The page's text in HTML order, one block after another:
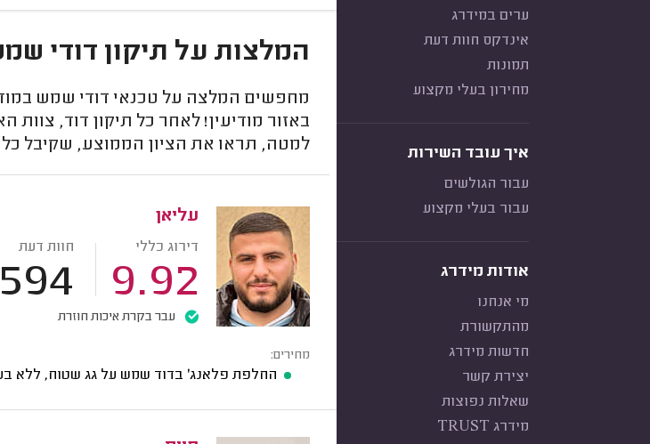
ערים במידרג
אינדקס חוות דעת
תמונות
מחירון בעלי מקצוע
איך עובד השירות
עבור הגולשים
עבור בעלי מקצוע
אודות מידרג
מי אנחנו
מהתקשורת
חדשות מידרג
יצירת קשר
שאלות נפוצות
מידרג TRUST
המלצות על תיקון דודי
מחפשים המלצה על טכנאי דודי שמש
באזור מודיעין! לאחר כל תיקון דוד,
למטה, תראו את הציון הממוצע, שקיבל
עליאן
דירוג כללי
9.92
חוות דעת
594
עבר בקרת איכות חוזרת
מחירים:
החלפת פלאנג' בדוד שמש על גג שטוח, ללא